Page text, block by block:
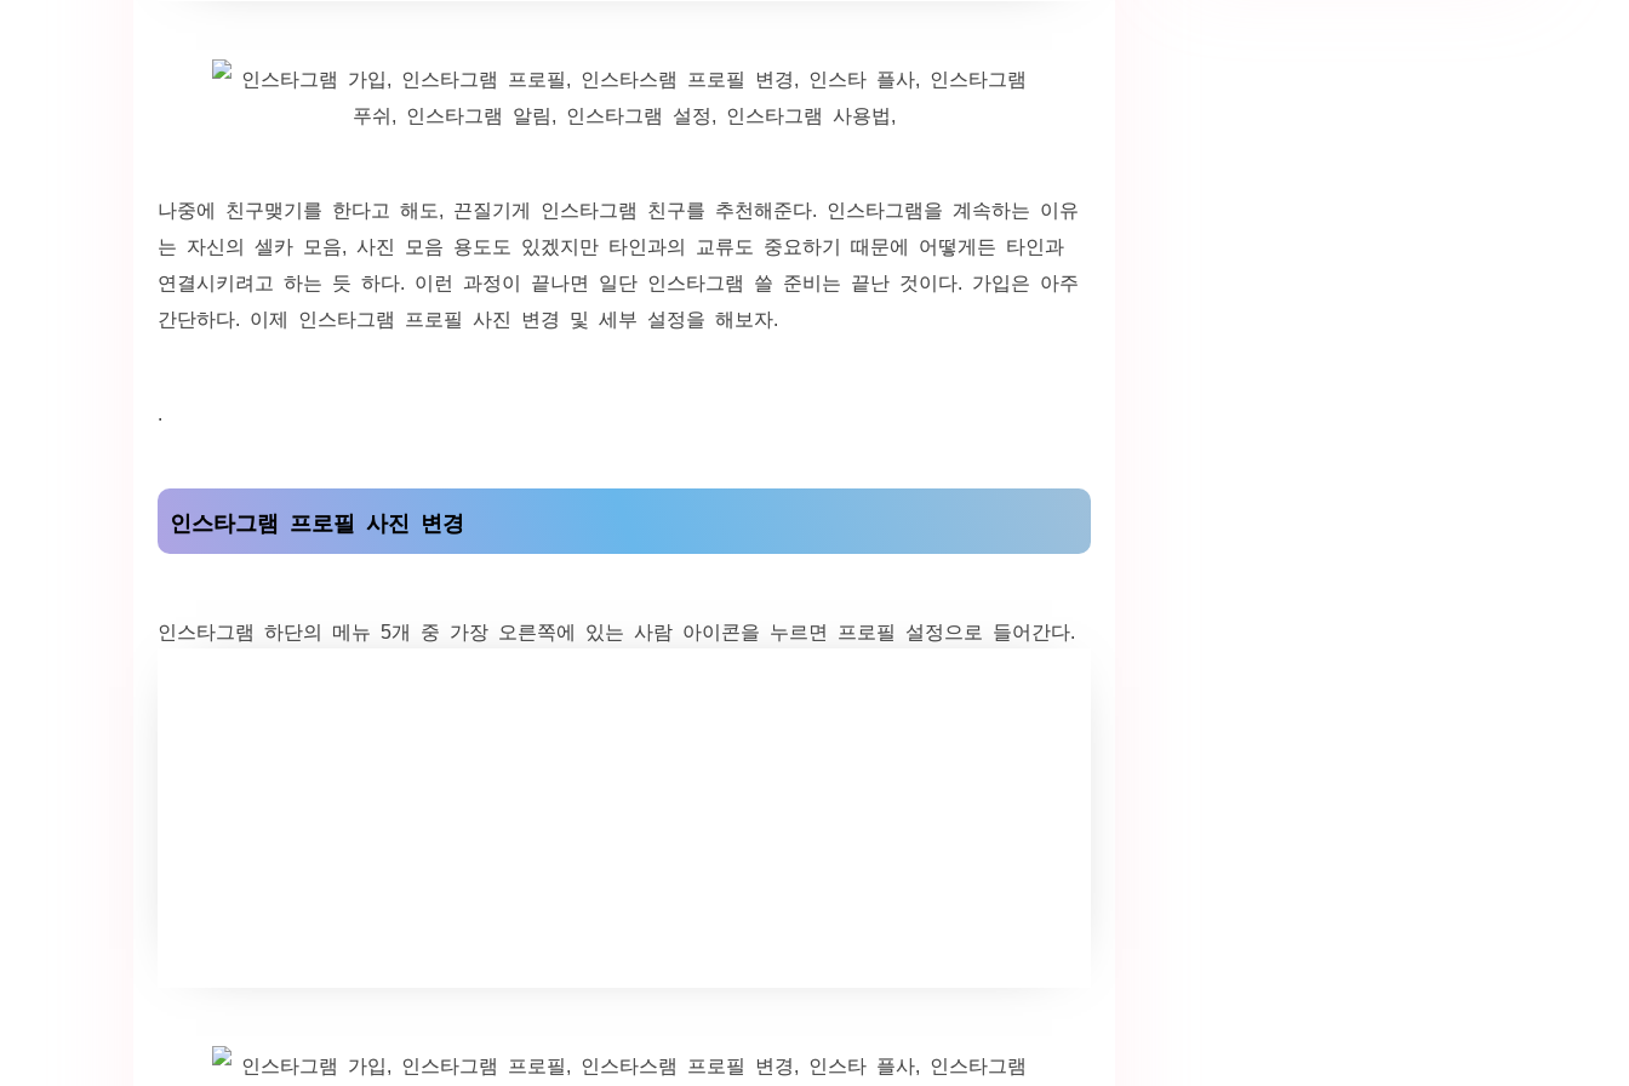
나중에 친구맺기를 한다고 해도, 끈질기게 인스타그램 친구를 추천해준다. 인스타그램을 계속하는 이유
는 자신의 셀카 모음, 사진 모음 용도도 있겠지만 타인과의 교류도 중요하기 때문에 어떻게든 타인과
연결시키려고 하는 듯 하다. 이런 과정이 끝나면 일단 인스타그램 쓸 준비는 끝난 것이다. 가입은 아주
간단하다. 이제 인스타그램 프로필 사진 변경 및 세부 설정을 해보자.
인스타그램 프로필 사진 변경
인스타그램 하단의 메뉴 5개 중 가장 오른쪽에 있는 사람 아이콘을 누르면 프로필 설정으로 들어간다.